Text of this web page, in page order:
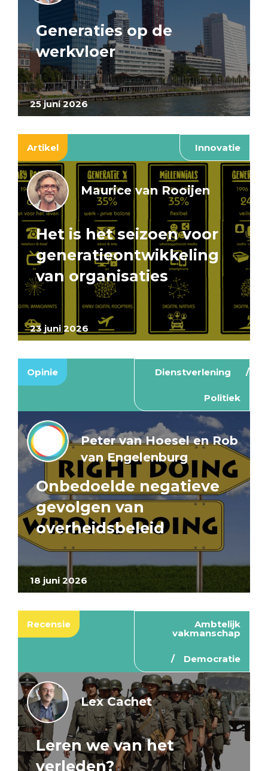
25 juni 2026
Generaties op de
werkvloer
Artikel Innovatie
23 juni 2026
Maurice van Rooijen
Het is het seizoen voor
generatieontwikkeling
van organisaties
Opinie Dienstverlening
Politiek
18 juni 2026
Peter van Hoesel en Rob
van Engelenburg
Onbedoelde negatieve
gevolgen van
overheidsbeleid
Recensie Ambtelijk
vakmanschap
Democratie
Lex Cachet
Leren we van het
verleden?